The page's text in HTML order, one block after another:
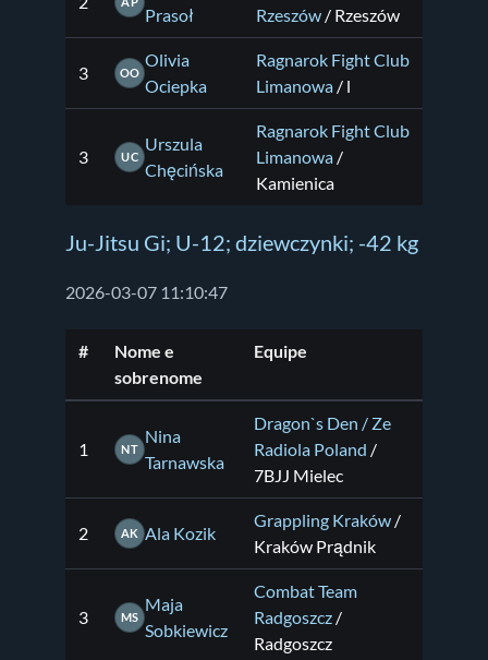
Prasoł
Rzeszów / Rzeszów
3 OO
Olivia
Ociepka
Ragnarok Fight Club
Limanowa / l
3 UC
Urszula
Chęcińska
Ragnarok Fight Club
Limanowa /
Kamienica
Ju-Jitsu Gi; U-12; dziewczynki; -42 kg
2026-03-07 11:10:47
#
Nome e
sobrenome
Equipe
1 NT
Nina
Tarnawska
Dragon`s Den / Ze
Radiola Poland /
7BJJ Mielec
2 AK Ala Kozik
Grappling Kraków /
Kraków Prądnik
3 MS
Maja
Sobkiewicz
Combat Team
Radgoszcz /
Radgoszcz